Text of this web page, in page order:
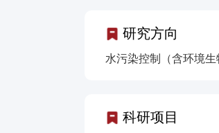
研究方向
水污染控制（含环境
科研项目